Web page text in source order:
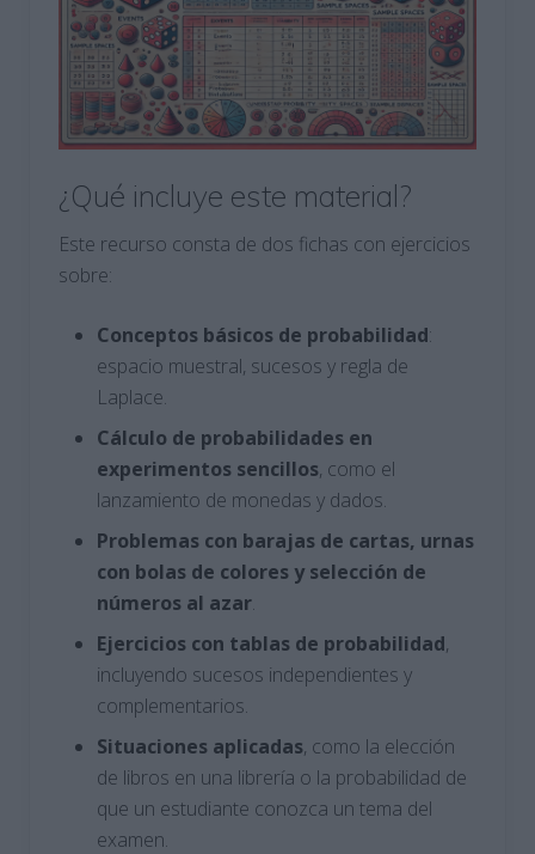
¿Qué incluye este material?
Este recurso consta de dos fichas con ejercicios
sobre:
Conceptos básicos de probabilidad:
espacio muestral, sucesos y regla de
Laplace​.
Cálculo de probabilidades en
experimentos sencillos, como el
lanzamiento de monedas y dados​.
Problemas con barajas de cartas, urnas
con bolas de colores y selección de
números al azar​.
Ejercicios con tablas de probabilidad,
incluyendo sucesos independientes y
complementarios​.
Situaciones aplicadas, como la elección
de libros en una librería o la probabilidad de
que un estudiante conozca un tema del
examen​.